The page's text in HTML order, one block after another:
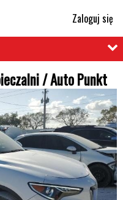
Zaloguj się
/ Auto Punkt